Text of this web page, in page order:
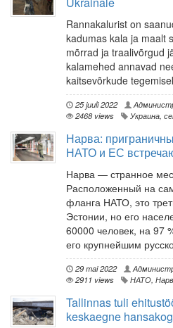
Rannakalurist on
kadumas kala ja maalt
mõrrad ja traalivõrgud
kalamehed annavad
kaitsevõrkude
25 juuli 2022
2468 views
Украина,
Нарва:
НАТО и ЕС
Нарва — странное
Расположенный на
фланга НАТО, это
Эстонии, но его
60000 человек, на 97
его крупнейшим
29 mai 2022
2911 views
НАТО,
Tallinnas tuli
keskaegne